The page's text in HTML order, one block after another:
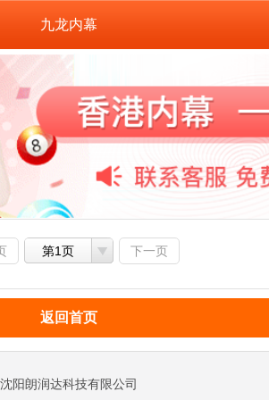
九龙内幕
第1页 下一页
返回首页
沈阳朗润达科技有限公司